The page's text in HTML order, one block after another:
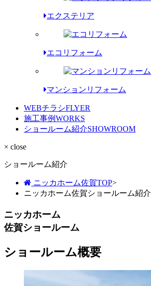
エクステリア
エコリフォーム
マンションリフォーム
WEBチラシFLYER
施工事例WORKS
ショールーム紹介SHOWROOM
× close
ショールーム紹介
ニッカホーム佐賀TOP>
ニッカホーム佐賀ショールーム紹介
ニッカホーム
佐賀ショールーム
ショールーム概要